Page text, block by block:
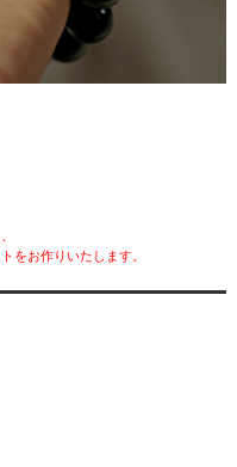
をお作りいたします。